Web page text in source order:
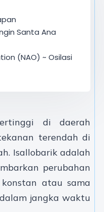
Santa Ana
(NAO) ~ Osilasi
di daerah
terendah di
Isallobarik adalah
perubahan
atau sama
jangka waktu